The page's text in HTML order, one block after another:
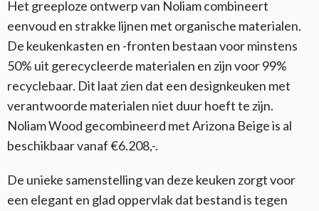
Het greeploze ontwerp van Noliam combineert
eenvoud en strakke lijnen met organische materialen.
De keukenkasten en -fronten bestaan voor minstens
50% uit gerecycleerde materialen en zijn voor 99%
recyclebaar. Dit laat zien dat een designkeuken met
verantwoorde materialen niet duur hoeft te zijn.
Noliam Wood gecombineerd met Arizona Beige is al
beschikbaar vanaf €6.208,-.
De unieke samenstelling van deze keuken zorgt voor
een elegant en glad oppervlak dat bestand is tegen